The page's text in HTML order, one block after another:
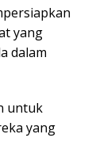
yang
dalam
untuk
yang